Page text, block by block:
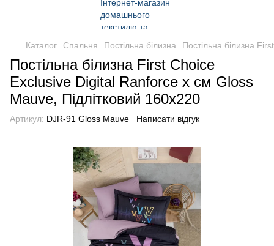
Каталог Спальня Постільна білизна Постільна білизна
Постільна білизна First Choice
Exclusive Digital Ranforce х см Gloss
Mauve, Підлітковий 160x220
Артикул: DJR-91 Gloss Mauve Написати відгук